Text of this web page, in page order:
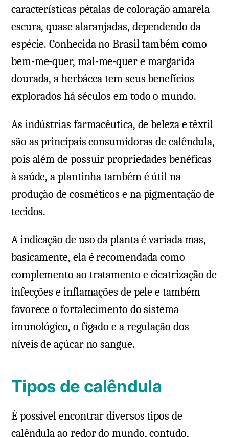
características pétalas de coloração amarela
escura, quase alaranjadas, dependendo da
espécie. Conhecida no Brasil também como
bem-me-quer, mal-me-quer e margarida
dourada, a herbácea tem seus benefícios
explorados há séculos em todo o mundo.
As indústrias farmacêutica, de beleza e têxtil
são as principais consumidoras de calêndula,
pois além de possuir propriedades benéficas
à saúde, a plantinha também é útil na
produção de cosméticos e na pigmentação de
tecidos.
A indicação de uso da planta é variada mas,
basicamente, ela é recomendada como
complemento ao tratamento e cicatrização de
infecções e inflamações de pele e também
favorece o fortalecimento do sistema
imunológico, o fígado e a regulação dos
níveis de açúcar no sangue.
Tipos de calêndula
É possível encontrar diversos tipos de
calêndula ao redor do mundo, contudo,